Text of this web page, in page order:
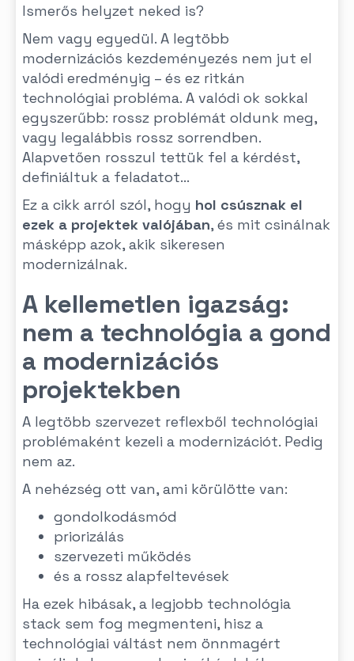
Ismerős helyzet neked is?
Nem vagy egyedül. A legtöbb
modernizációs kezdeményezés nem jut el
valódi eredményig – és ez ritkán
technológiai probléma. A valódi ok sokkal
egyszerűbb: rossz problémát oldunk meg,
vagy legalábbis rossz sorrendben.
Alapvetően rosszul tettük fel a kérdést,
definiáltuk a feladatot...
Ez a cikk arról szól, hogy hol csúsznak el
ezek a projektek valójában, és mit csinálnak
másképp azok, akik sikeresen
modernizálnak.
A kellemetlen igazság:
nem a technológia a gond
a modernizációs
projektekben
A legtöbb szervezet reflexből technológiai
problémaként kezeli a modernizációt. Pedig
nem az.
A nehézség ott van, ami körülötte van:
gondolkodásmód
priorizálás
szervezeti működés
és a rossz alapfeltevések
Ha ezek hibásak, a legjobb technológia
stack sem fog megmenteni, hisz a
technológiai váltást nem önnmagért